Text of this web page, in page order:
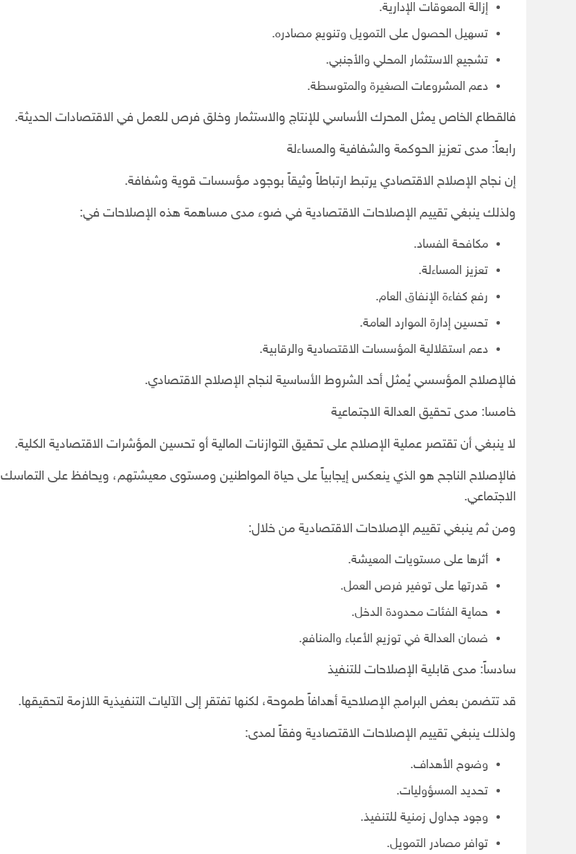
إزالة المعوقات الإدارية.
تسهيل الحصول على التمويل وتنويع مصادره.
تشجيع الاستثمار المحلي والأجنبي.
دعم المشروعات الصغيرة والمتوسطة.
فالقطاع الخاص يمثل المحرك الأساسي للإنتاج والاستثمار وخلق فرص للعمل في الاقتصادات الحديثة.
رابعاً: مدى تعزيز الحوكمة والشفافية والمساءلة
إن نجاح الإصلاح الاقتصادي يرتبط ارتباطاً وثيقاً بوجود مؤسسات قوية وشفافة.
ولذلك ينبغي تقييم الإصلاحات الاقتصادية في ضوء مدى مساهمة هذه الإصلاحات في:
مكافحة الفساد.
تعزيز المساءلة.
رفع كفاءة الإنفاق العام.
تحسين إدارة الموارد العامة.
دعم استقلالية المؤسسات الاقتصادية والرقابية.
فالإصلاح المؤسسي يُمثل أحد الشروط الأساسية لنجاح الإصلاح الاقتصادي.
خامسا: مدى تحقيق العدالة الاجتماعية
لا ينبغي أن تقتصر عملية الإصلاح على تحقيق التوازنات المالية أو تحسين المؤشرات الاقتصادية الكلية.
فالإصلاح الناجح هو الذي ينعكس إيجابياً على حياة المواطنين ومستوى معيشتهم، ويحافظ على التماسك
الاجتماعي.
ومن ثم ينبغي تقييم الإصلاحات الاقتصادية من خلال:
أثرها على مستويات المعيشة.
قدرتها على توفير فرص العمل.
حماية الفئات محدودة الدخل.
ضمان العدالة في توزيع الأعباء والمنافع.
سادساً: مدى قابلية الإصلاحات للتنفيذ
قد تتضمن بعض البرامج الإصلاحية أهدافاً طموحة، لكنها تفتقر إلى الآليات التنفيذية اللازمة لتحقيقها.
ولذلك ينبغي تقييم الإصلاحات الاقتصادية وفقاً لمدى:
وضوح الأهداف.
تحديد المسؤوليات.
وجود جداول زمنية للتنفيذ.
توافر مصادر التمويل.